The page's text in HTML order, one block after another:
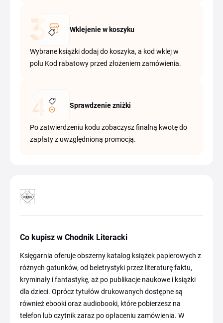
Wklejenie w koszyku
Wybrane książki dodaj do koszyka, a kod wklej w
polu Kod rabatowy przed złożeniem zamówienia.
Sprawdzenie zniżki
Po zatwierdzeniu kodu zobaczysz finalną kwotę do
zapłaty z uwzględnioną promocją.
Co kupisz w Chodnik Literacki
Księgarnia oferuje obszerny katalog książek papierowych z
różnych gatunków, od beletrystyki przez literaturę faktu,
kryminały i fantastykę, aż po publikacje naukowe i książki
dla dzieci. Oprócz tytułów drukowanych dostępne są
również ebooki oraz audiobooki, które pobierzesz na
telefon lub czytnik zaraz po opłaceniu zamówienia. W